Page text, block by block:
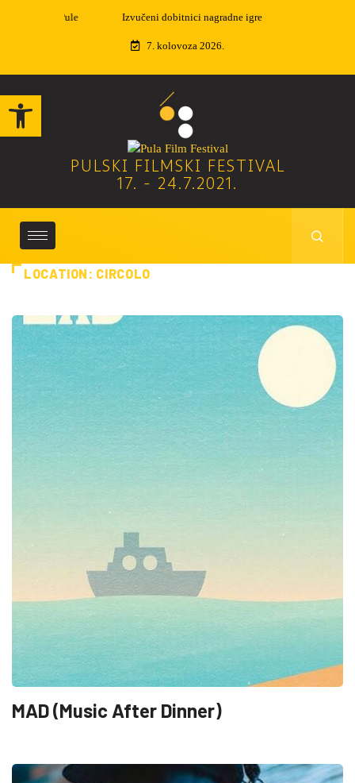
Open toolbar
Izvučeni dobitnici nagradne igre
7. kolovoza 2026.
PULSKI FILMSKI FESTIVAL
17. - 24.7.2021.
LOCATION: CIRCOLO
MAD (Music After Dinner)